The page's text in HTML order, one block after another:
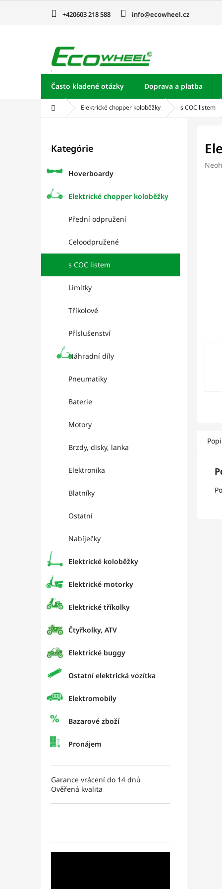
+420603 218 588 info@ecowheel.cz
Často kladené otázky Doprava a platba
Domov Elektrické chopper koloběžky s COC listem
kategórie
Kategórie
Hoverboardy
Elektrické chopper koloběžky
Přední odpružení
Celoodpružené
s COC listem
Limitky
Tříkolové
Příslušenství
Náhradní díly
Pneumatiky
Baterie
Motory
Brzdy, disky, lanka
Elektronika
Blatníky
Ostatní
Nabíječky
Elektrické koloběžky
Elektrické motorky
Elektrické tříkolky
Čtyřkolky, ATV
Elektrické buggy
Ostatní elektrická vozítka
Elektromobily
Bazarové zboží
Pronájem
Garance vrácení do 14 dnů
Ověřená kvalita